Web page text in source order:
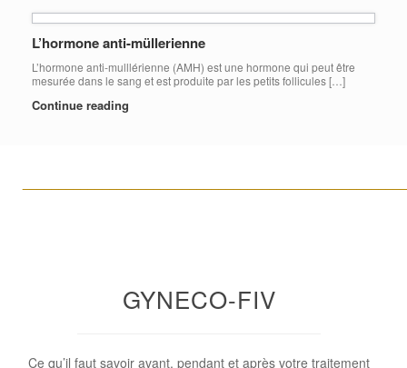
L’hormone anti-müllerienne
L’hormone anti-mulllérienne (AMH) est une hormone qui peut être
mesurée dans le sang et est produite par les petits follicules […]
Continue reading
GYNECO-FIV
Ce qu’il faut savoir avant, pendant et après votre traitement